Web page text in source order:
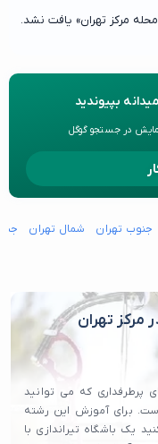
مرکز تهران» یافت نشد.
بپیوندید
در جستجو گوگل
جنوب تهران شمال تهران
مرکز تهران
پرطرفداری که می توانید
برای آموزش این رشته
یک باشگاه تیراندازی با